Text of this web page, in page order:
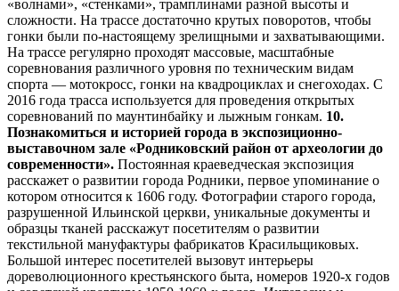
«волнами», «стенками», трамплинами разной высоты и
сложности. На трассе достаточно крутых поворотов, чтобы
гонки были по-настоящему зрелищными и захватывающими.
На трассе регулярно проходят массовые, масштабные
соревнования различного уровня по техническим видам
спорта — мотокросс, гонки на квадроциклах и снегоходах. С
2016 года трасса используется для проведения открытых
соревнований по маунтинбайку и лыжным гонкам. 10.
Познакомиться и историей города в экспозиционно-
выставочном зале «Родниковский район от археологии до
современности». Постоянная краеведческая экспозиция
расскажет о развитии города Родники, первое упоминание о
котором относится к 1606 году. Фотографии старого города,
разрушенной Ильинской церкви, уникальные документы и
образцы тканей расскажут посетителям о развитии
текстильной мануфактуры фабрикатов Красильщиковых.
Большой интерес посетителей вызовут интерьеры
дореволюционного крестьянского быта, номеров 1920-х годов